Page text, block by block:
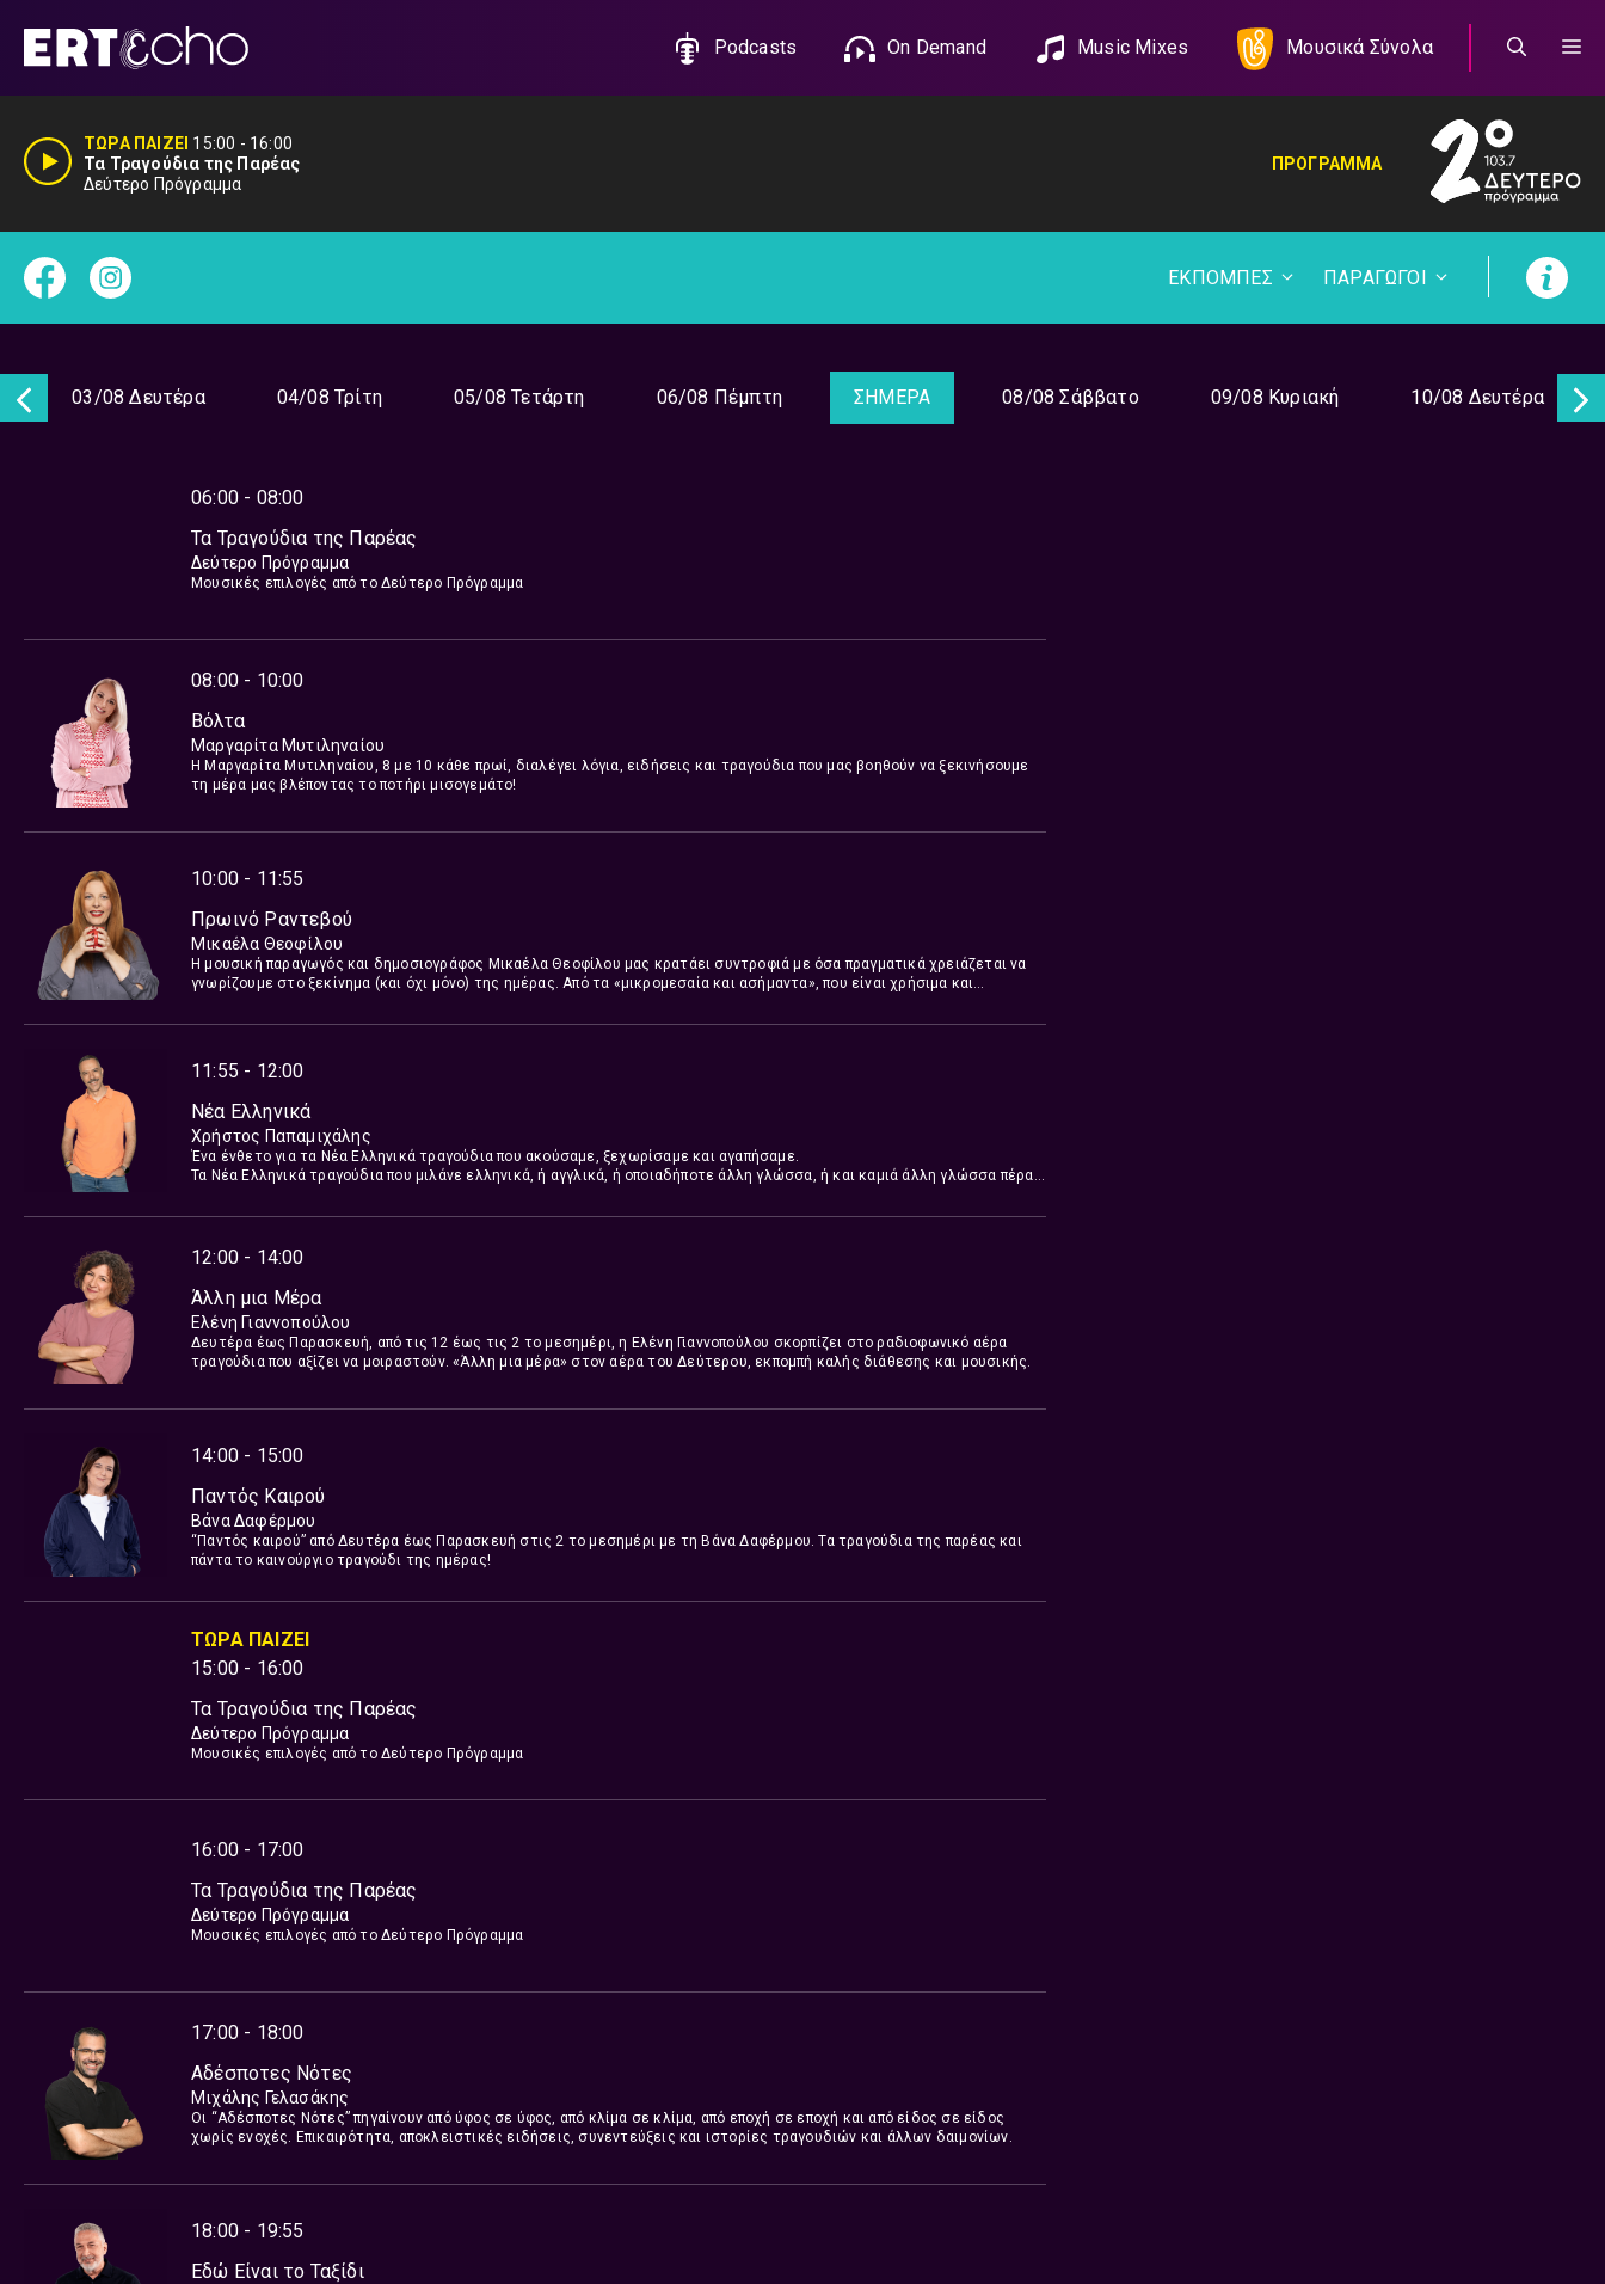
περιεχόμενο
Podcasts On Demand Music Mixes Μουσικά Σύνολα
ΤΩΡΑ ΠΑΙΖΕΙ 15:00 - 16:00
Τα Τραγούδια της Παρέας
Δεύτερο Πρόγραμμα
ΠΡΟΓΡΑΜΜΑ
ΕΚΠΟΜΠΕΣ ΠΑΡΑΓΩΓΟΙ
03/08 Δευτέρα 04/08 Τρίτη 05/08 Τετάρτη 06/08 Πέμπτη ΣΗΜΕΡΑ 08/08 Σάββατο 09/08 Κυριακή 10/08 Δευτέρα
06:00 - 08:00
Τα Τραγούδια της Παρέας
Δεύτερο Πρόγραμμα
Μουσικές επιλογές από το Δεύτερο Πρόγραμμα
08:00 - 10:00
Βόλτα
Μαργαρίτα Μυτιληναίου
Η Μαργαρίτα Μυτιληναίου, 8 με 10 κάθε πρωί, διαλέγει λόγια, ειδήσεις και τραγούδια που μας βοηθούν να ξεκινήσουμε
τη μέρα μας βλέποντας το ποτήρι μισογεμάτο!
10:00 - 11:55
Πρωινό Ραντεβού
Μικαέλα Θεοφίλου
H μουσική παραγωγός και δημοσιογράφος Μικαέλα Θεοφίλου μας κρατάει συντροφιά με όσα πραγματικά χρειάζεται να
γνωρίζουμε στο ξεκίνημα (και όχι μόνο) της ημέρας. Από τα «μικρομεσαία και ασήμαντα», που είναι χρήσιμα και
11:55 - 12:00
Νέα Ελληνικά
Χρήστος Παπαμιχάλης
Ένα ένθετο για τα Νέα Ελληνικά τραγούδια που ακούσαμε, ξεχωρίσαμε και αγαπήσαμε.
Τα Νέα Ελληνικά τραγούδια που μιλάνε ελληνικά, ή αγγλικά, ή οποιαδήποτε άλλη γλώσσα, ή και καμιά άλλη γλώσσα πέρα
ανεξάρτητων, αλλά και των καθόλου δισκογραφικών, αυτά που κυκλοφορούν με προσωπικές παραγωγές.
Επιμέλεια: Χρήστος Παπαμιχάλης
12:00 - 14:00
Άλλη μια Μέρα
Ελένη Γιαννοπούλου
Δευτέρα έως Παρασκευή, από τις 12 έως τις 2 το μεσημέρι, η Ελένη Γιαννοπούλου σκορπίζει στο ραδιοφωνικό αέρα
τραγούδια που αξίζει να μοιραστούν. «Άλλη μια μέρα» στον αέρα του Δεύτερου, εκπομπή καλής διάθεσης και μουσικής.
14:00 - 15:00
Παντός Καιρού
Βάνα Δαφέρμου
“Παντός καιρού” από Δευτέρα έως Παρασκευή στις 2 το μεσημέρι με τη Βάνα Δαφέρμου. Τα τραγούδια της παρέας και
πάντα το καινούργιο τραγούδι της ημέρας!
ΤΩΡΑ ΠΑΙΖΕΙ
15:00 - 16:00
Τα Τραγούδια της Παρέας
Δεύτερο Πρόγραμμα
Μουσικές επιλογές από το Δεύτερο Πρόγραμμα
16:00 - 17:00
Τα Τραγούδια της Παρέας
Δεύτερο Πρόγραμμα
Μουσικές επιλογές από το Δεύτερο Πρόγραμμα
17:00 - 18:00
Αδέσποτες Νότες
Μιχάλης Γελασάκης
Οι “Αδέσποτες Νότες” πηγαίνουν από ύφος σε ύφος, από κλίμα σε κλίμα, από εποχή σε εποχή και από είδος σε είδος
χωρίς ενοχές. Επικαιρότητα, αποκλειστικές ειδήσεις, συνεντεύξεις και ιστορίες τραγουδιών και άλλων δαιμονίων.
18:00 - 19:55
Εδώ Είναι το Ταξίδι